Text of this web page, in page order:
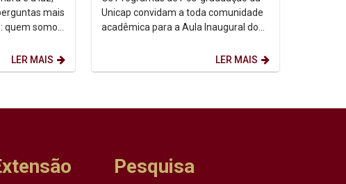
mais
somos,
LER MAIS
Unicap convidam a toda comunidade
acadêmica para a Aula Inaugural do
LER MAIS
Pesquisa